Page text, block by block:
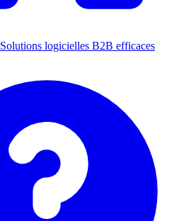
Solutions logicielles B2B efficaces